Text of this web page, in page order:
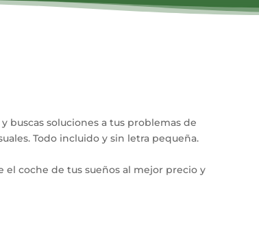
buscas soluciones a tus problemas de
Todo incluido y sin letra pequeña.
el coche de tus sueños al mejor precio y